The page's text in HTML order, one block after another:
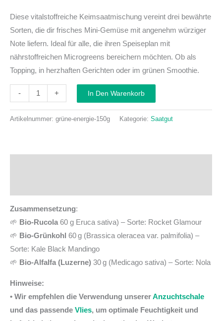
Diese vitalstoffreiche Keimsaatmischung vereint drei bewährte
Sorten, die dir frisches Mini-Gemüse mit angenehm würziger
Note liefern. Ideal für alle, die ihren Speiseplan mit
nährstoffreichen Microgreens bereichern möchten. Ob als
Topping, in herzhaften Gerichten oder im grünen Smoothie.
- + In Den Warenkorb
Artikelnummer: grüne-energie-150g Kategorie: Saatgut
Zusammensetzung:
🌱 Bio-Rucola60 g Eruca sativa) – Sorte: Rocket Glamour
🌱 Bio-Grünkohl 60 g (Brassica oleracea var. palmifolia) –
Sorte: Kale Black Mandingo
🌱 Bio-Alfalfa (Luzerne) 30 g (Medicago sativa) – Sorte: Nola
Hinweise:
• Wir empfehlen die Verwendung unsererAnzuchtschale
und das passende Vlies, um optimale Feuchtigkeit und